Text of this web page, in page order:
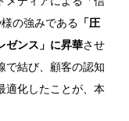
の強みである 「圧
ゼンス」に昇華させ
で結び、顧客の認知
適化したことが、本